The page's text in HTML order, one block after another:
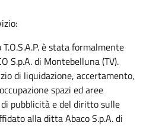
è stata formalmente
S.p.A. di Montebelluna (TV).
di liquidazione, accertamento,
spazi ed aree
pubblicità e del diritto sulle
alla ditta Abaco S.p.A. di